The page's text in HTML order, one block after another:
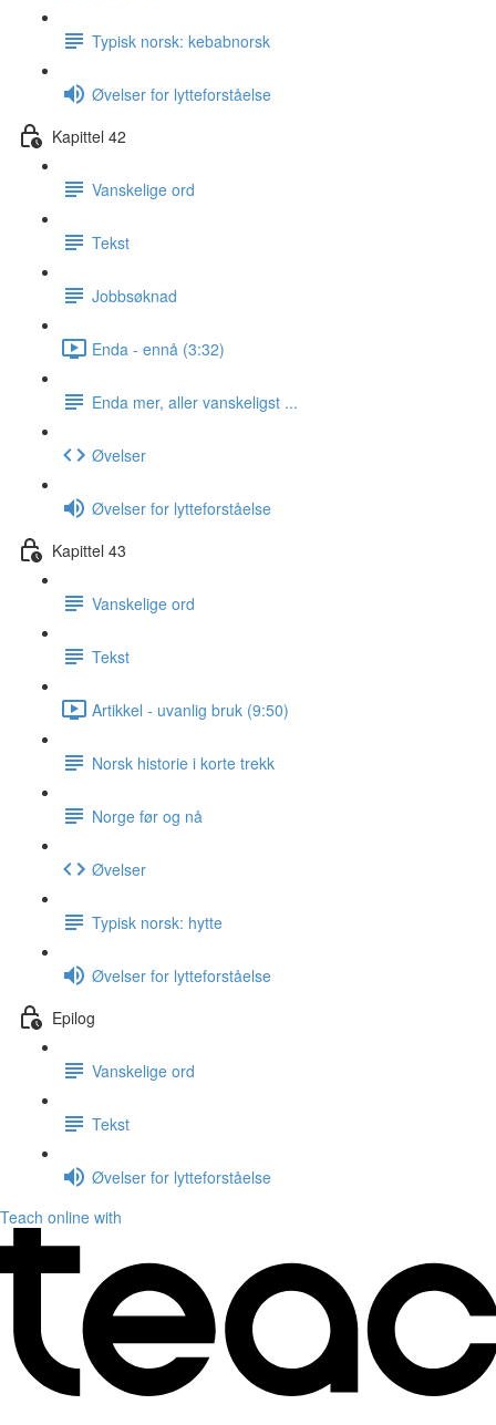
Typisk norsk: kebabnorsk
Øvelser for lytteforståelse
Kapittel 42
Vanskelige ord
Tekst
Jobbsøknad
Enda - ennå (3:32)
Enda mer, aller vanskeligst ...
Øvelser
Øvelser for lytteforståelse
Kapittel 43
Vanskelige ord
Tekst
Artikkel - uvanlig bruk (9:50)
Norsk historie i korte trekk
Norge før og nå
Øvelser
Typisk norsk: hytte
Øvelser for lytteforståelse
Epilog
Vanskelige ord
Tekst
Øvelser for lytteforståelse
Teach online with